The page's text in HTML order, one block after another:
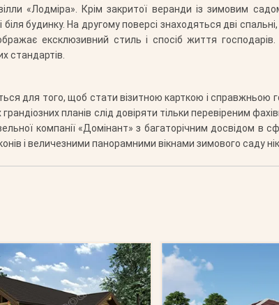
«Лодміра». Крім закритої веранди із зимовим
будинку. На другому поверсі знаходяться дві
ексклюзивний стиль і спосіб життя
стандартів.
для того, щоб стати візитною карткою і справжньою
планів слід довіряти тільки перевіреним
компанії «Домінант» з багаторічним досвідом в
і величезними панорамними вікнами зимового саду